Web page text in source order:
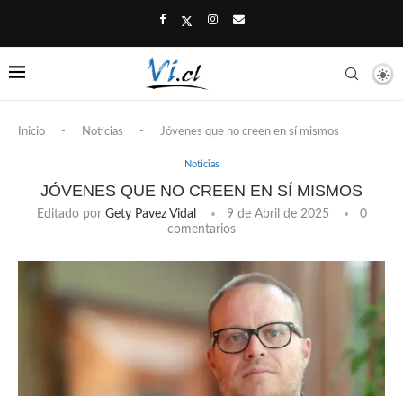
Inicio - Noticias - Jóvenes que no creen en sí mismos
Noticias
JÓVENES QUE NO CREEN EN SÍ MISMOS
Editado por Gety Pavez Vidal 9 de Abril de 2025
0
comentarios